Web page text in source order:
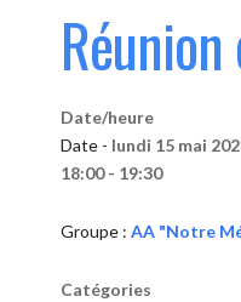
Date/heure
Date - lundi 15 mai
18:00 - 19:30
Groupe : AA "Notre
Catégories